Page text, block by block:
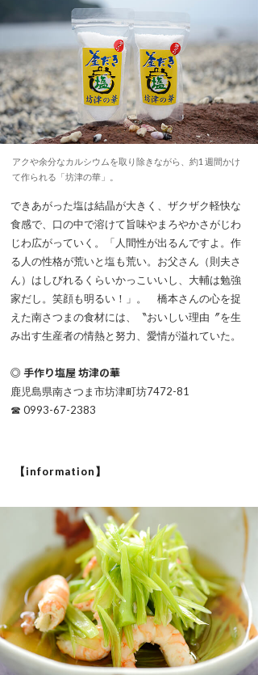
アクや余分なカルシウムを取り除きながら、約1 週間かけ
て作られる「坊津の華」。
できあがった塩は結晶が大きく、ザクザク軽快な
食感で、口の中で溶けて旨味やまろやかさがじわ
じわ広がっていく。「人間性が出るんですよ。作
る人の性格が荒いと塩も荒い。お父さん（則夫さ
ん）はしびれるくらいかっこいいし、大輔は勉強
家だし。笑顔も明るい！」。 橋本さんの心を捉
えた南さつまの食材には、〝おいしい理由〞を生
み出す生産者の情熱と努力、愛情が溢れていた。
◎ 手作り塩屋 坊津の華
鹿児島県南さつま市坊津町坊7472-81
☎ 0993-67-2383
【information】